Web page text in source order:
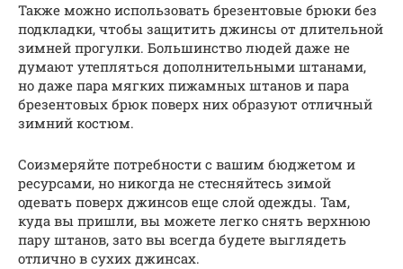
Также можно использовать брезентовые брюки без
подкладки, чтобы защитить джинсы от длительной
зимней прогулки. Большинство людей даже не
думают утепляться дополнительными штанами,
но даже пара мягких пижамных штанов и пара
брезентовых брюк поверх них образуют отличный
зимний костюм.
Соизмеряйте потребности с вашим бюджетом и
ресурсами, но никогда не стесняйтесь зимой
одевать поверх джинсов еще слой одежды. Там,
куда вы пришли, вы можете легко снять верхнюю
пару штанов, зато вы всегда будете выглядеть
отлично в сухих джинсах.